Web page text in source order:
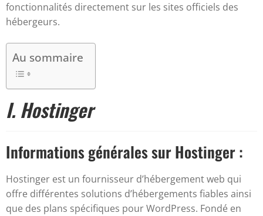
fonctionnalités directement sur les sites officiels des
hébergeurs.
Au sommaire
I. Hostinger
Informations générales sur Hostinger :
Hostinger est un fournisseur d’hébergement web qui
offre différentes solutions d’hébergements fiables ainsi
que des plans spécifiques pour WordPress. Fondé en